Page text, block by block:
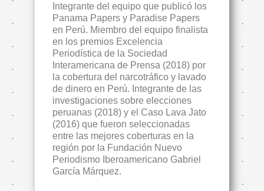
Integrante del equipo que publicó los
Panama Papers y Paradise Papers
en Perú. Miembro del equipo finalista
en los premios Excelencia
Periodística de la Sociedad
Interamericana de Prensa (2018) por
la cobertura del narcotráfico y lavado
de dinero en Perú. Integrante de las
investigaciones sobre elecciones
peruanas (2018) y el Caso Lava Jato
(2016) que fueron seleccionadas
entre las mejores coberturas en la
región por la Fundación Nuevo
Periodismo Iberoamericano Gabriel
García Márquez.